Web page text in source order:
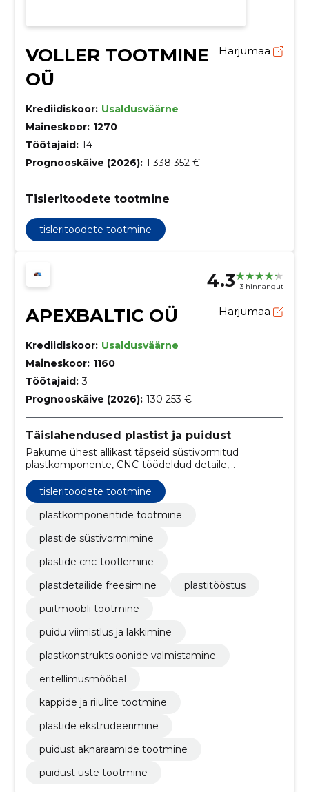
VOLLER TOOTMINE
OÜ
Harjumaa
Krediidiskoor: Usaldusväärne
Maineskoor: 1270
Töötajaid: 14
Prognooskäive (2026): 1 338 352 €
Tisleritoodete tootmine
tisleritoodete tootmine
4.3 3 hinnangut
APEXBALTIC OÜ Harjumaa
Krediidiskoor: Usaldusväärne
Maineskoor: 1160
Töötajaid: 3
Prognooskäive (2026): 130 253 €
Täislahendused plastist ja puidust
Pakume ühest allikast täpseid süstivormitud
plastkomponente, CNC-töödeldud detaile,
eritellimusmööblit ja puit‑plast konstruktsioone. Kiire
tootearendus, järjepidev kvaliteedikontroll ja
professionaalne viimistlus tagavad paigaldusvalmis
tulemuse.
tisleritoodete tootmine
plastkomponentide tootmine
plastide süstivormimine
plastide cnc-töötlemine
plastdetailide freesimine
plastitööstus
puitmööbli tootmine
puidu viimistlus ja lakkimine
plastkonstruktsioonide valmistamine
eritellimusmööbel
kappide ja riiulite tootmine
plastide ekstrudeerimine
puidust aknaraamide tootmine
puidust uste tootmine